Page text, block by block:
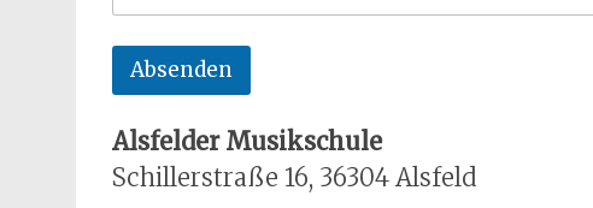
Absenden
Alsfelder Musikschule
Schillerstraße 16, 36304 Alsfeld